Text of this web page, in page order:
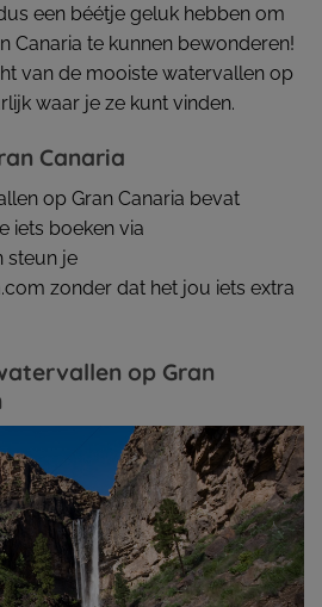
een béétje geluk hebben om
Canaria te kunnen bewonderen!
van de mooiste watervallen op
waar je ze kunt vinden.
Canaria
op Gran Canaria bevat
iets boeken via
steun je
zonder dat het jou iets extra
op Gran